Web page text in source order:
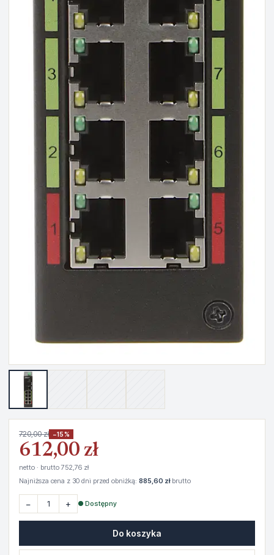
720,00 zł −15%
612,00 zł
netto · brutto 752,76 zł
Najniższa cena z 30 dni przed obniżką: 885,60 złbrutto
− + ● Dostępny
Do koszyka